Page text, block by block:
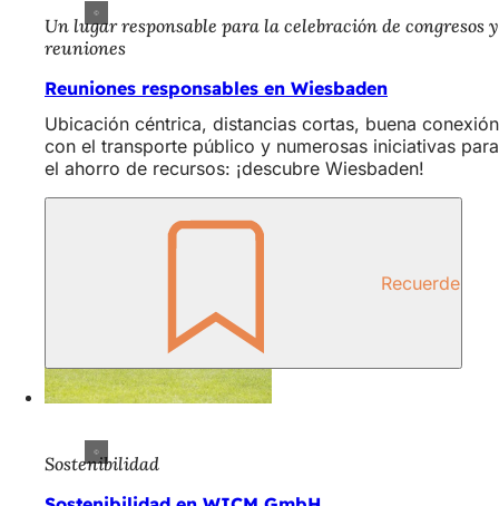
Un lugar responsable para la celebración de congresos y
reuniones
Reuniones responsables en Wiesbaden
Ubicación céntrica, distancias cortas, buena conexión
con el transporte público y numerosas iniciativas para
el ahorro de recursos: ¡descubre Wiesbaden!
Recuerde
Sostenibilidad